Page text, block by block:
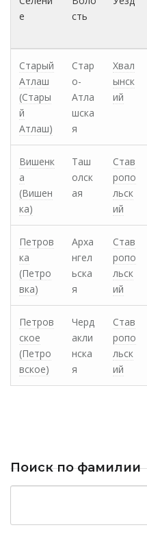
е
сть
Старый
Атлаш
(Стары
й
Атлаш)
Стар
о-
Атла
шска
я
Хвал
ынск
ий
Вишенк
а
(Вишен
ка)
Таш
олск
ая
Став
ропо
льск
ий
Петров
ка
(Петро
вка)
Арха
нгел
ьска
я
Став
ропо
льск
ий
Петров
ское
(Петро
вское)
Черд
акли
нска
я
Став
ропо
льск
ий
Поиск по фамилии